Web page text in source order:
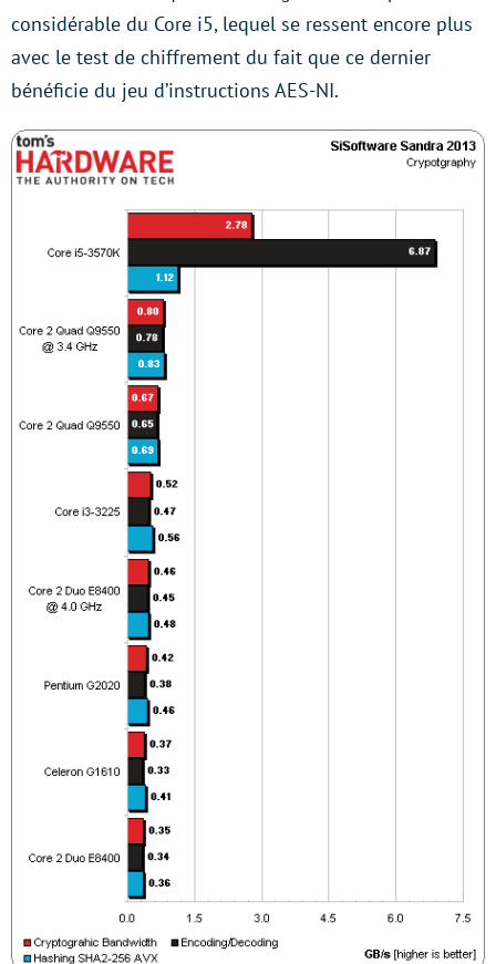
considérable du Core i5, lequel se ressent encore plus
avec le test de chiffrement du fait que ce dernier
bénéficie du jeu d’instructions AES-NI.